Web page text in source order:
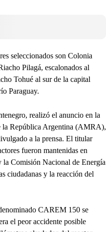
seleccionados son Colonia
Pilagá, escalonados al
Tohué al sur de la capital
Paraguay.
realizó el anuncio en la
la República Argentina (AMRA),
a la prensa. El titular
fueron mantenidas en
la Comisión Nacional de Energía
ciudadanas y la reacción del
CAREM 150 se
el peor accidente posible